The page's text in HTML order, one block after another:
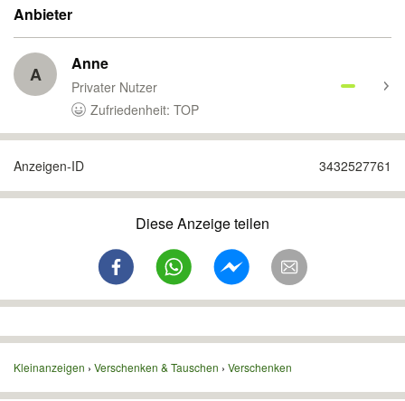
Anbieter
A Anne
Privater Nutzer
Zufriedenheit: TOP
Anzeigen-ID 3432527761
Diese Anzeige teilen
Kleinanzeigen Verschenken & Tauschen Verschenken